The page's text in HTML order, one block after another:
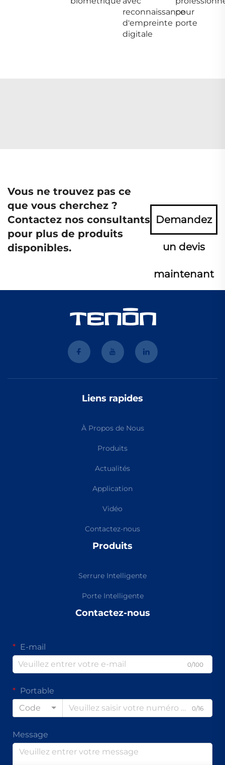
reconnaissance
d'empreinte
digitale
pour
porte
Vous ne trouvez pas ce
que vous cherchez ?
Contactez nos consultants
pour plus de produits
disponibles.
Demandez
un devis
maintenant
Liens rapides
À Propos de Nous
Produits
Actualités
Application
Vidéo
Contactez-nous
Produits
Serrure Intelligente
Porte Intelligente
Contactez-nous
E-mail
0/100
Portable
Code
0/16
Message